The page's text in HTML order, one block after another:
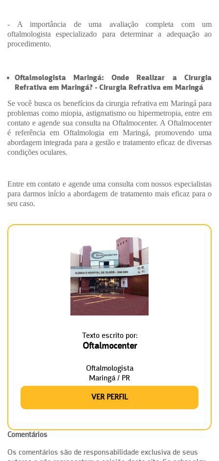
- A importância de uma avaliação completa com um
oftalmologista especializado para determinar a adequação ao
procedimento.
Oftalmologista Maringá: Onde Realizar a Cirurgia
Refrativa em Maringá? - Cirurgia Refrativa em Maringá
Se você busca os benefícios da cirurgia refrativa em Maringá para
problemas como miopia, astigmatismo ou hipermetropia, entre em
contato e agende sua consulta na Oftalmocenter. A Oftalmocenter
é referência em Oftalmologia em Maringá, promovendo uma
abordagem integrada para a gestão e tratamento eficaz de diversas
condições oculares.
Entre em contato e agende uma consulta com nossos especialistas
para darmos início a abordagem de tratamento mais eficaz para o
seu caso.
Texto escrito por:
Oftalmocenter
Oftalmologista
Maringá / PR
VER PERFIL
Comentários
Os comentários são de responsabilidade exclusiva de seus